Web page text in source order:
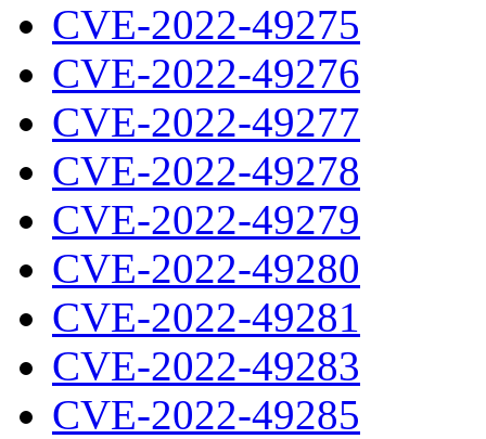
CVE-2022-49275
CVE-2022-49276
CVE-2022-49277
CVE-2022-49278
CVE-2022-49279
CVE-2022-49280
CVE-2022-49281
CVE-2022-49283
CVE-2022-49285